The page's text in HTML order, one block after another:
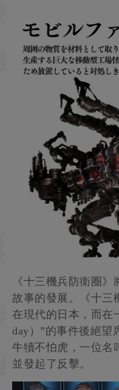
《十三機兵防衛圈
故事的發展。《十三
在現代的日本，而在
day）”的事件後絕望
牛犢不怕虎，一位名
並發起了反擊。